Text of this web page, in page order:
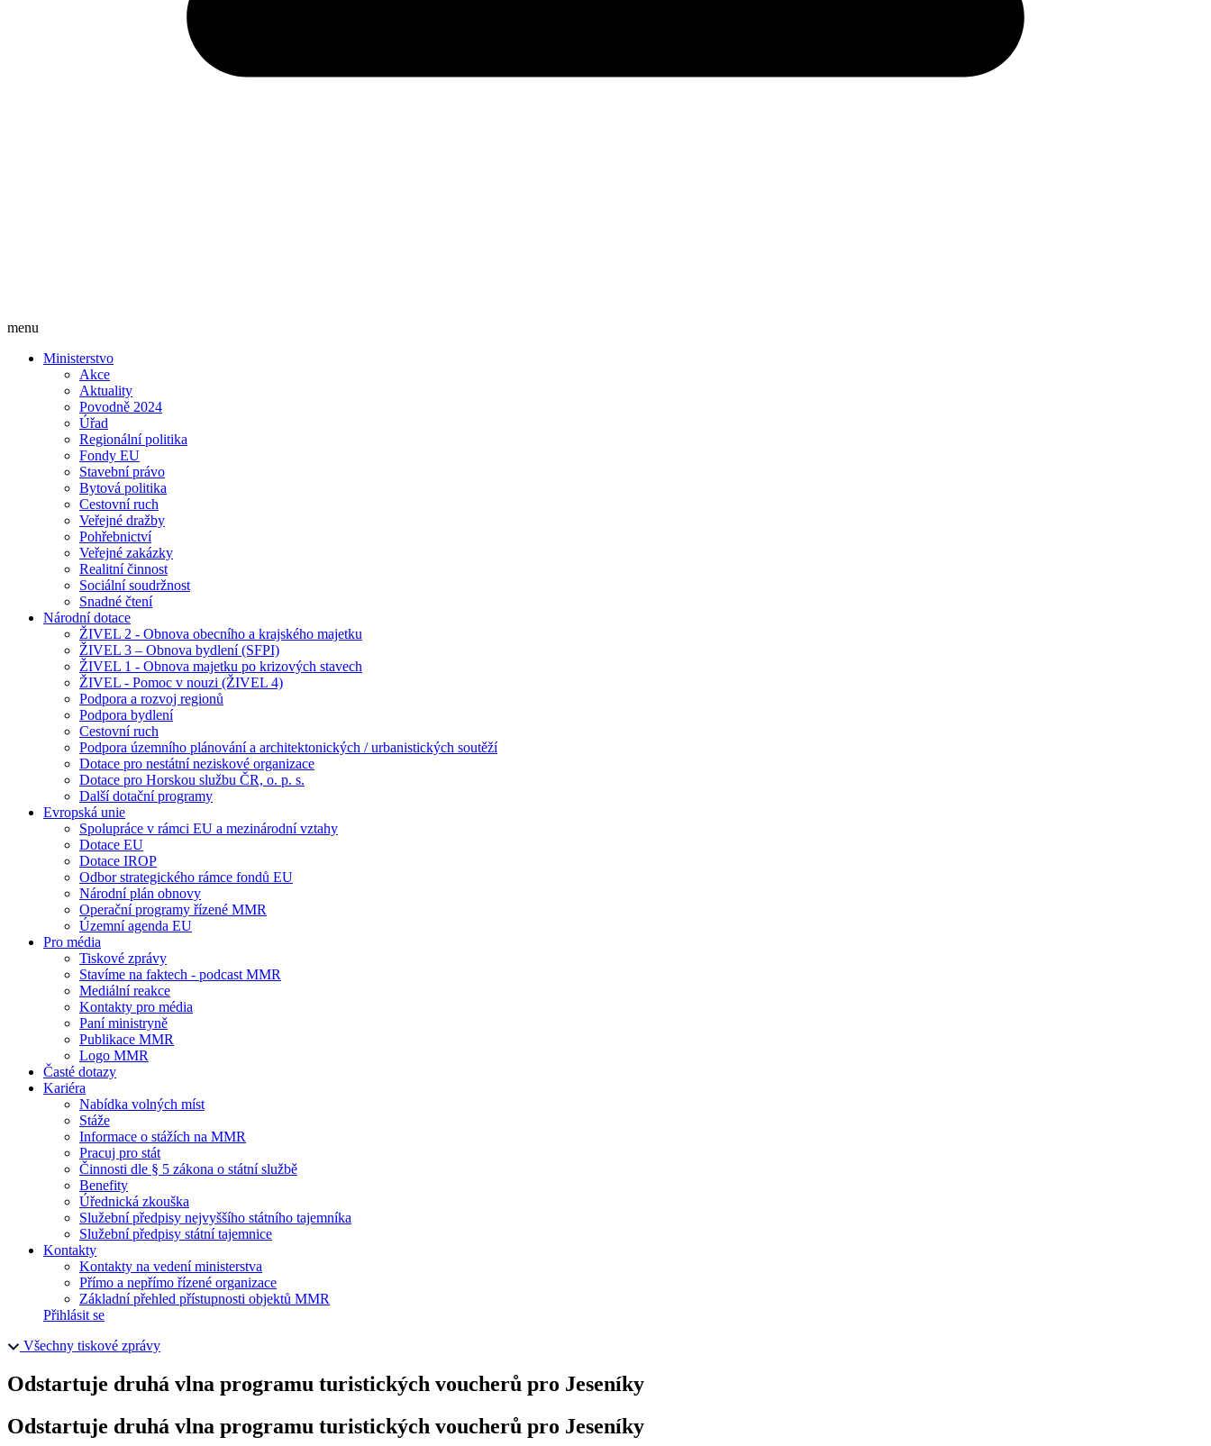
menu
Ministerstvo
Akce
Aktuality
Povodně 2024
Úřad
Regionální politika
Fondy EU
Stavební právo
Bytová politika
Cestovní ruch
Veřejné dražby
Pohřebnictví
Veřejné zakázky
Realitní činnost
Sociální soudržnost
Snadné čtení
Národní dotace
ŽIVEL 2 - Obnova obecního a krajského majetku
ŽIVEL 3 – Obnova bydlení (SFPI)
ŽIVEL 1 - Obnova majetku po krizových stavech
ŽIVEL - Pomoc v nouzi (ŽIVEL 4)
Podpora a rozvoj regionů
Podpora bydlení
Cestovní ruch
Podpora územního plánování a architektonických / urbanistických soutěží
Dotace pro nestátní neziskové organizace
Dotace pro Horskou službu ČR, o. p. s.
Další dotační programy
Evropská unie
Spolupráce v rámci EU a mezinárodní vztahy
Dotace EU
Dotace IROP
Odbor strategického rámce fondů EU
Národní plán obnovy
Operační programy řízené MMR
Územní agenda EU
Pro média
Tiskové zprávy
Stavíme na faktech - podcast MMR
Mediální reakce
Kontakty pro média
Paní ministryně
Publikace MMR
Logo MMR
Časté dotazy
Kariéra
Nabídka volných míst
Stáže
Informace o stážích na MMR
Pracuj pro stát
Činnosti dle § 5 zákona o státní službě
Benefity
Úřednická zkouška
Služební předpisy nejvyššího státního tajemníka
Služební předpisy státní tajemnice
Kontakty
Kontakty na vedení ministerstva
Přímo a nepřímo řízené organizace
Základní přehled přístupnosti objektů MMR
Přihlásit se
Všechny tiskové zprávy
Odstartuje druhá vlna programu turistických voucherů pro Jeseníky
Odstartuje druhá vlna programu turistických voucherů pro Jeseníky